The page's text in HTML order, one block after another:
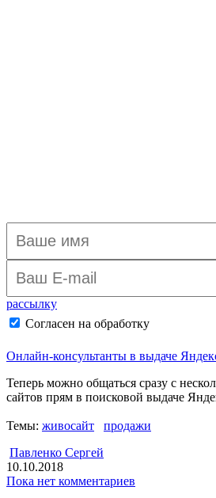
рассылку
Согласен на обработку
Онлайн-консультанты в выдаче
Теперь можно общаться сразу с
сайтов прям в поисковой выдаче
Темы: живосайт
продажи
Павленко Сергей
10.10.2018
Пока нет комментариев